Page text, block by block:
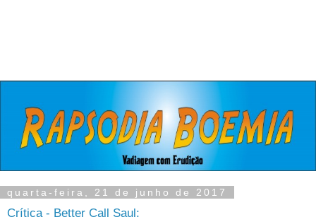
quarta-feira, 21 de junho de 2017
Crítica - Better Call Saul: